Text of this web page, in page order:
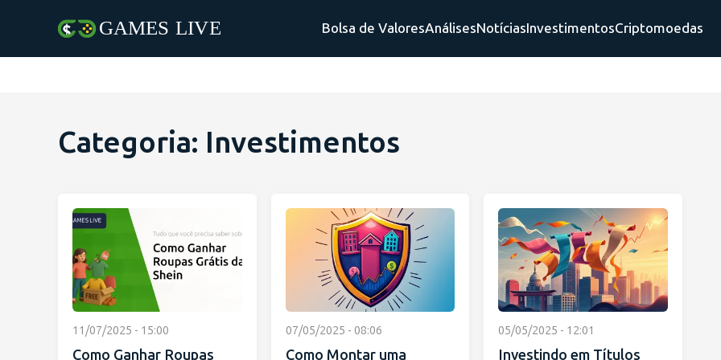
Bolsa de ValoresAnálisesNotíciasInvestimentosCriptomoedas
Categoria: Investimentos
11/07/2025 - 15:00
Como Ganhar Roupas
07/05/2025 - 08:06
Como Montar uma
05/05/2025 - 12:01
Investindo em Títulos